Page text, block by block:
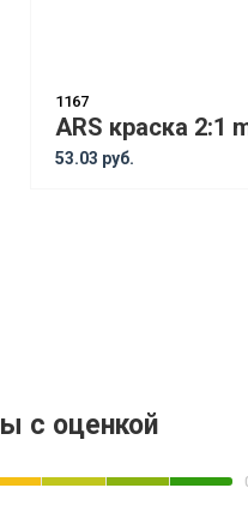
1167
53.03 руб.
с оценкой